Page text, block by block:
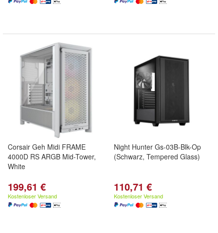
Corsair Geh Midi FRAME
4000D RS ARGB Mid-Tower,
White
199,61 €
Kostenloser Versand
Night Hunter Gs-03B-Blk-Op
(Schwarz, Tempered Glass)
110,71 €
Kostenloser Versand